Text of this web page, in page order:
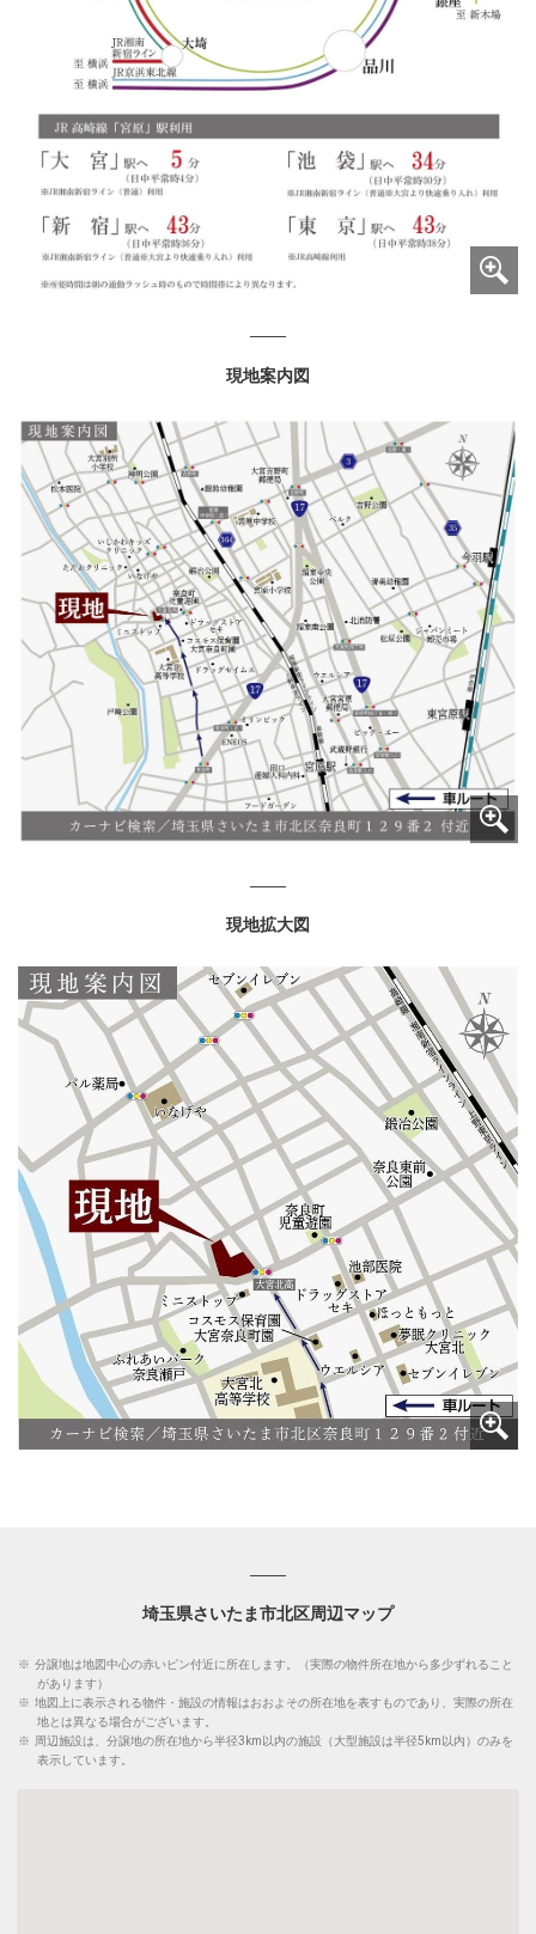
現地案内図
現地拡大図
埼玉県さいたま市北区周辺マップ
※ 分譲地は地図中心の赤いピン付近に所在します。（実際の物件所在地から多少ずれること
があります）
※ 地図上に表示される物件・施設の情報はおおよその所在地を表すものであり、実際の所在
地とは異なる場合がございます。
※ 周辺施設は、分譲地の所在地から半径3km以内の施設（大型施設は半径5km以内）のみを
表示しています。